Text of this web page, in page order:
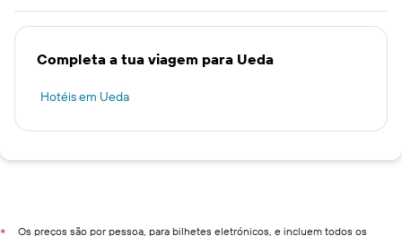
Completa a tua viagem para Ueda
Hotéis em Ueda
Os preços são por pessoa, para bilhetes eletrónicos, e incluem todos os